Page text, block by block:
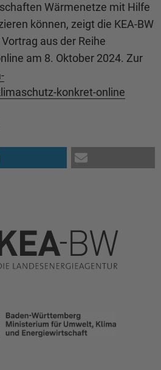
Wärmenetze mit Hilfe
können, zeigt die KEA-BW
aus der Reihe
am 8. Oktober 2024. Zur
konkret-online